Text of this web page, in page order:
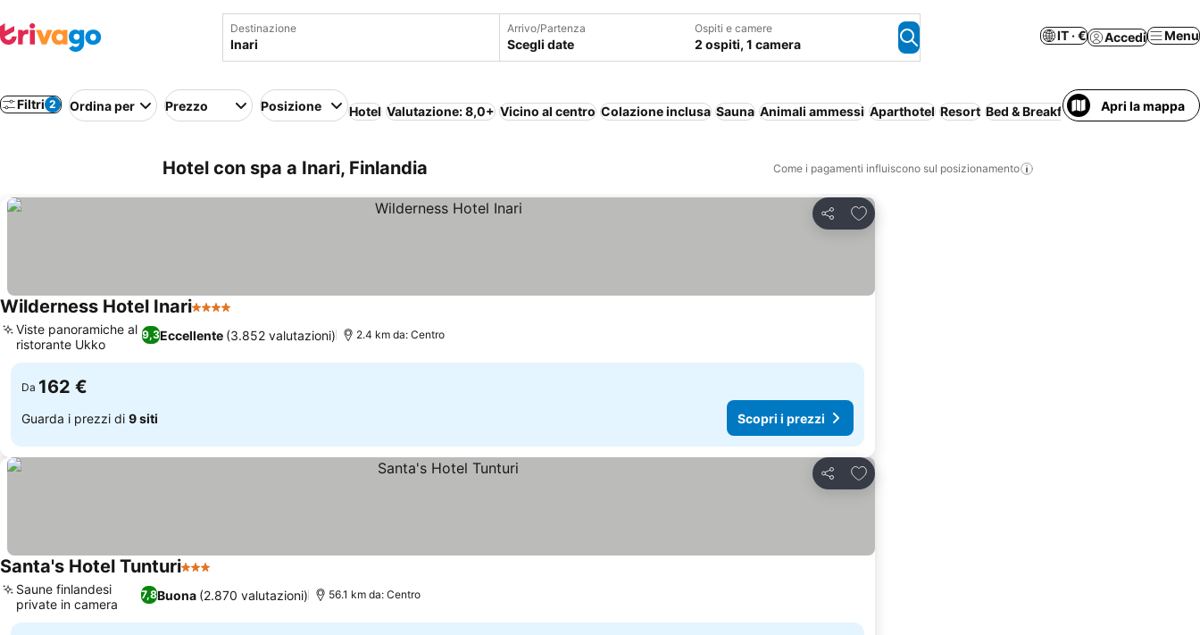
Destinazione Arrivo/Partenza
Scegli date
Ospiti e camere
2 ospiti, 1 camera
IT · € Accedi Menu
Filtri 2 Ordina per Prezzo Posizione Hotel Valutazione: 8,0+ Vicino al centro Colazione inclusa Sauna Animali ammessi Aparthotel Resort Bed & Breakfast Intera casa/
Apri la mappa
Hotel con spa a Inari, Finlandia Come i pagamenti influiscono sul posizionamento
Condividi
Aggiungi ai preferiti
Wilderness Hotel Inari4 Stelle
9,3Eccellente (3.852 valutazioni)
Viste panoramiche al
ristorante Ukko
2.4 km da: Centro
Da 162 €
Guarda i prezzi di 9 siti Scopri i prezzi
Condividi
Aggiungi ai preferiti
Santa's Hotel Tunturi3 Stelle
7,8Buona (2.870 valutazioni)
Saune finlandesi
private in camera
56.1 km da: Centro